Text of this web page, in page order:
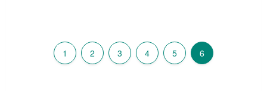
1 2 3 4 5 6